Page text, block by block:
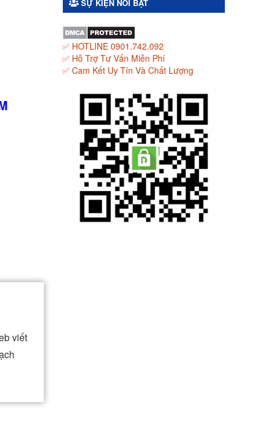
viết
SỰ KIỆN NỔI BẬT
✅ HOTLINE 0901.742.092
✅ Hỗ Trợ Tư Vấn Miễn Phí
✅ Cam Kết Uy Tín Và Chất Lượng